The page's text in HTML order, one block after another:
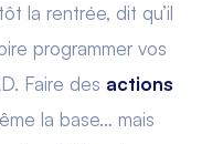
la rentrée, dit qu’il
programmer vos
Faire des actions
la base… mais